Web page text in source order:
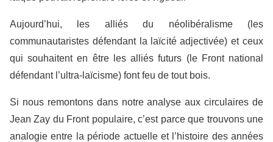
Aujourd’hui, les alliés du néolibéralisme (les
communautaristes défendant la laïcité adjectivée) et ceux
qui souhaitent en être les alliés futurs (le Front national
défendant l’ultra-laïcisme) font feu de tout bois.
Si nous remontons dans notre analyse aux circulaires de
Jean Zay du Front populaire, c’est parce que trouvons une
analogie entre la période actuelle et l’histoire des années